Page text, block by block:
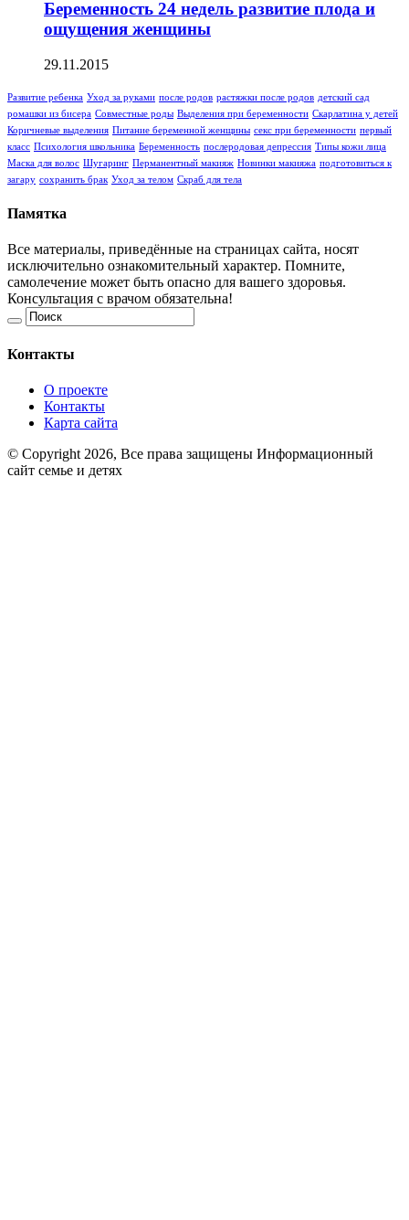
Беременность 24 недель развитие плода и
ощущения женщины
29.11.2015
Развитие ребенка Уход за руками после родов растяжки после родов детский сад
ромашки из бисера Совместные роды Выделения при беременности Скарлатина у детей
Коричневые выделения Питание беременной женщины секс при беременности первый
класс Психология школьника Беременность послеродовая депрессия Типы кожи лица
Маска для волос Шугаринг Перманентный макияж Новинки макияжа подготовиться к
загару сохранить брак Уход за телом Скраб для тела
Памятка
Все материалы, приведённые на страницах сайта, носят
исключительно ознакомительный характер. Помните,
самолечение может быть опасно для вашего здоровья.
Консультация с врачом обязательна!
Контакты
О проекте
Контакты
Карта сайта
© Copyright 2026, Все права защищены Информационный
сайт семье и детях